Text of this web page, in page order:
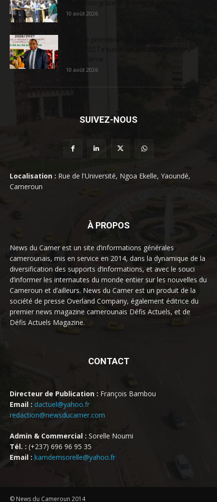
10 août 2026
10 août 2026
SUIVEZ-NOUS
Localisation : Rue de l'Université, Ngoa Ekelle, Yaoundé,
Cameroun
À PROPOS
News du Camer est un site d’informations générales
camerounais, mis en service en 2014, dans la dynamique de la
diversification des supports d’informations, et avec le souci
d’informer les internautes du monde entier sur les nouvelles du
Cameroun et d’ailleurs. News du Camer est un produit de la
société de presse Overland Company, également éditrice du
premier news magazine camerounais Défis Actuels, et de
Défis Actuels Magazine.
CONTACT
Directeur de Publication : François Bambou
Email : dactuel@yahoo.fr
redaction@newsducamer.com
Admin & Commercial : Sorelle Noumi
Tél. : (+237) 696 96 95 35
Email : kamdemsorelle@yahoo.fr
© News du Cameroun 2014